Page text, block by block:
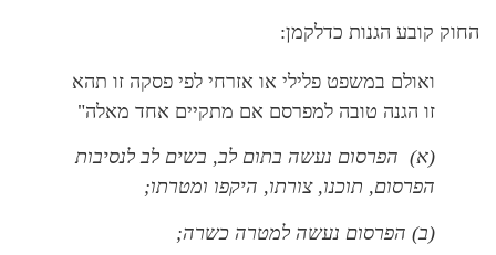
החוק קובע הגנות כדלקמן:
ואולם במשפט פלילי או אזרחי לפי פסקה זו תהא
זו הגנה טובה למפרסם אם מתקיים אחד מאלה"
(א) הפרסום נעשה בתום לב, בשים לב לנסיבות
הפרסום, תוכנו, צורתו, היקפו ומטרתו;
(ב) הפרסום נעשה למטרה כשרה;